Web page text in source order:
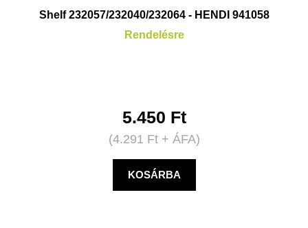
Shelf 232057/232040/232064 - HENDI 941058
Rendelésre
5.450 Ft
(4.291 Ft+ ÁFA)
KOSÁRBA